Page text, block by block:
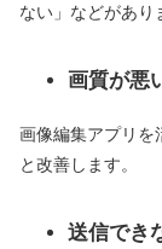
ない」などがあり
画質が悪
画像編集アプリを
と改善します。
送信でき